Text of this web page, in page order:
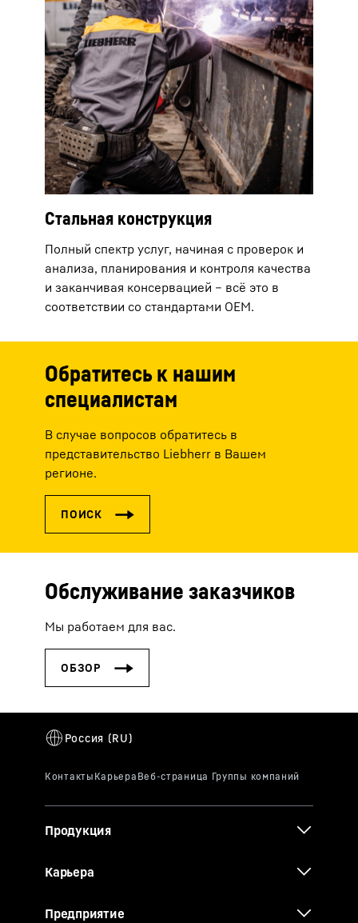
Стальная конструкция
Полный спектр услуг, начиная с проверок и
анализа, планирования и контроля качества
и заканчивая консервацией – всё это в
соответствии со стандартами OEM.
Обратитесь к нашим
специалистам
В случае вопросов обратитесь в
представительство Liebherr в Вашем
регионе.
Обслуживание заказчиков
Мы работаем для вас.
Продукция
Карьера
Предприятие